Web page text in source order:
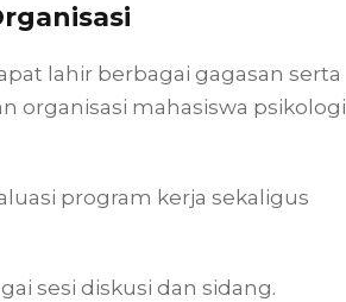
lahir berbagai gagasan serta
organisasi mahasiswa psikologi
program kerja sekaligus
sesi diskusi dan sidang.